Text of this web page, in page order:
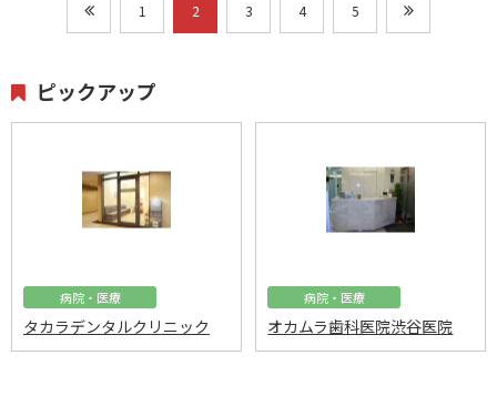
1 2 3 4 5
ピックアップ
病院・医療
タカラデンタルクリニック
病院・医療
オカムラ歯科医院渋谷医院